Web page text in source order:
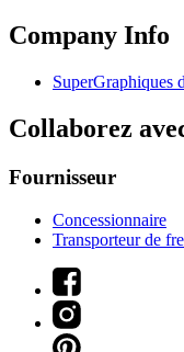
Company Info
SuperGraphiques
Collaborez
Fournisseur
Concessionnaire
Transporteur de